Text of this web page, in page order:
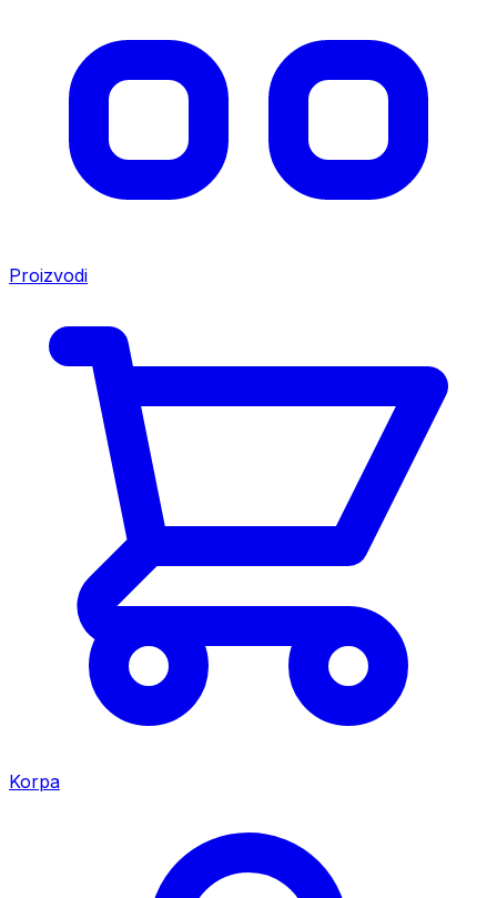
Proizvodi
Korpa